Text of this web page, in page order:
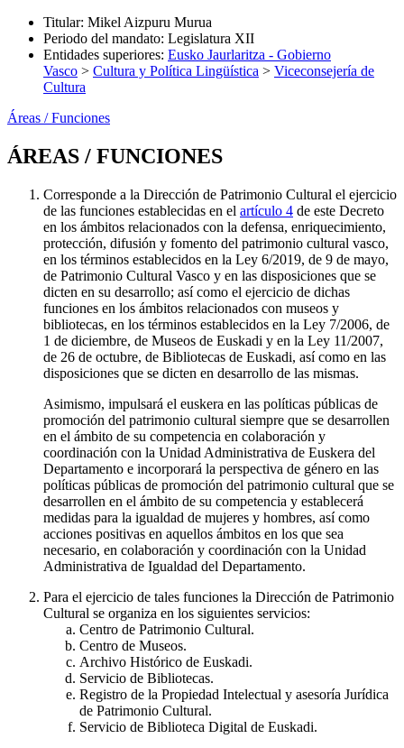
Titular: Mikel Aizpuru Murua
Periodo del mandato: Legislatura XII
Entidades superiores: Eusko Jaurlaritza - Gobierno
Vasco > Cultura y Política Lingüística > Viceconsejería de
Cultura
Áreas / Funciones
ÁREAS / FUNCIONES
Corresponde a la Dirección de Patrimonio Cultural el ejercicio
de las funciones establecidas en el artículo 4 de este Decreto
en los ámbitos relacionados con la defensa, enriquecimiento,
protección, difusión y fomento del patrimonio cultural vasco,
en los términos establecidos en la Ley 6/2019, de 9 de mayo,
de Patrimonio Cultural Vasco y en las disposiciones que se
dicten en su desarrollo; así como el ejercicio de dichas
funciones en los ámbitos relacionados con museos y
bibliotecas, en los términos establecidos en la Ley 7/2006, de
1 de diciembre, de Museos de Euskadi y en la Ley 11/2007,
de 26 de octubre, de Bibliotecas de Euskadi, así como en las
disposiciones que se dicten en desarrollo de las mismas.
Asimismo, impulsará el euskera en las políticas públicas de
promoción del patrimonio cultural siempre que se desarrollen
en el ámbito de su competencia en colaboración y
coordinación con la Unidad Administrativa de Euskera del
Departamento e incorporará la perspectiva de género en las
políticas públicas de promoción del patrimonio cultural que se
desarrollen en el ámbito de su competencia y establecerá
medidas para la igualdad de mujeres y hombres, así como
acciones positivas en aquellos ámbitos en los que sea
necesario, en colaboración y coordinación con la Unidad
Administrativa de Igualdad del Departamento.
Para el ejercicio de tales funciones la Dirección de Patrimonio
Cultural se organiza en los siguientes servicios:
Centro de Patrimonio Cultural.
Centro de Museos.
Archivo Histórico de Euskadi.
Servicio de Bibliotecas.
Registro de la Propiedad Intelectual y asesoría Jurídica
de Patrimonio Cultural.
Servicio de Biblioteca Digital de Euskadi.